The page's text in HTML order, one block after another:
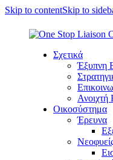
Skip to contentSkip to
Σχετικά
Έξυπνη
Ανοιχτή
Οικοσύστημα
Έρευνα